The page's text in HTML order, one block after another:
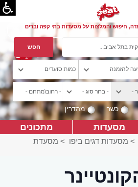
חיפוש והמלצות על מסעדות בתי קפה וברים
כשר מהדרין
מסעדות מתכונים
> מסעדות דגים ביפו > מסעדת